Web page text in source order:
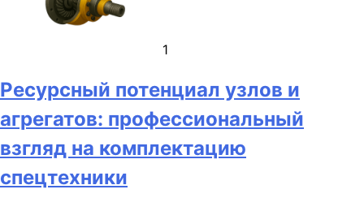
1
Ресурсный потенциал узлов и
агрегатов: профессиональный
взгляд на комплектацию
спецтехники